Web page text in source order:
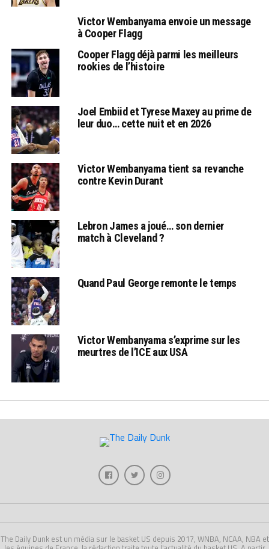
Victor Wembanyama envoie un message
à Cooper Flagg
Cooper Flagg déjà parmi les meilleurs
rookies de l’histoire
Joel Embiid et Tyrese Maxey au prime de
leur duo… cette nuit et en 2026
Victor Wembanyama tient sa revanche
contre Kevin Durant
Lebron James a joué… son dernier
match à Cleveland ?
Quand Paul George remonte le temps
Victor Wembanyama s’exprime sur les
meurtres de l’ICE aux USA
The Daily Dunk est un média sur le basket US depuis 2017, WNBA, NCAA, NBA et